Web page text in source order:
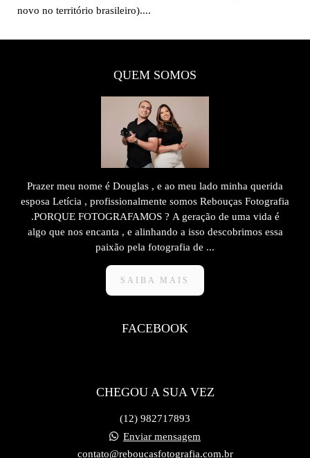
novo no território brasileiro)....
QUEM SOMOS
Prazer meu nome é Douglas , e ao meu lado minha querida
esposa Letícia , profissionalmente somos Rebouças Fotografia
.PORQUE FOTOGRAFAMOS ? A geração de uma vida é
algo que nos encanta , e alinhando a isso descobrimos essa
paixão pela fotografia de ...
SAIBA MAIS
FACEBOOK
CHEGOU A SUA VEZ
(12) 982717893
Enviar mensagem
contato@reboucasfotografia.com.br